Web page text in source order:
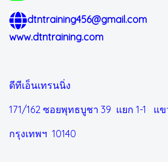
dtntraining456@gmail.com
www.dtntraining.com
ดีทีเอ็นเทรนนิ่ง
171/162 ซอยพุทธบูชา 39 แยก 1-1 แข
กรุงเทพฯ 10140